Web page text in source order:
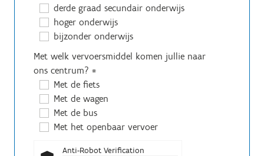
derde graad secundair onderwijs
hoger onderwijs
bijzonder onderwijs
Met welk vervoersmiddel komen jullie naar
ons centrum? *
Met de fiets
Met de wagen
Met de bus
Met het openbaar vervoer
Anti-Robot Verification